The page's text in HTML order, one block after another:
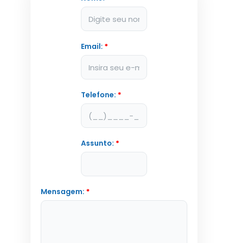
Email: *
Telefone: *
Assunto: *
Mensagem: *